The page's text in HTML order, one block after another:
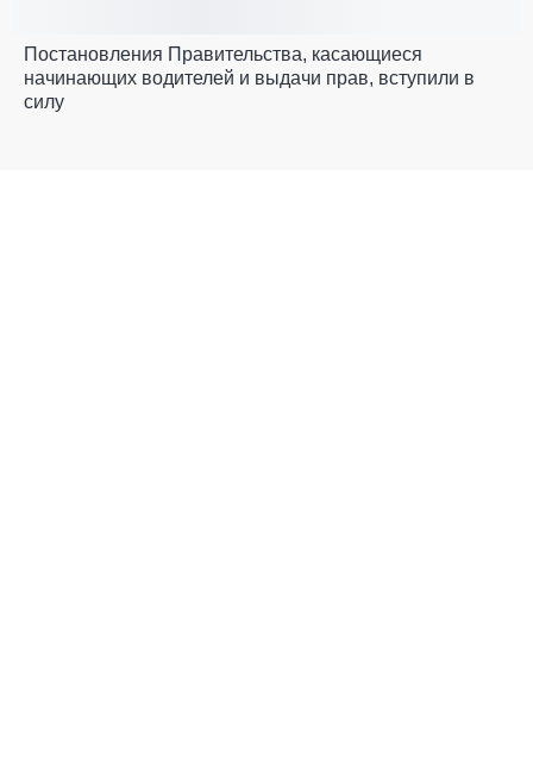
Постановления Правительства, касающиеся
начинающих водителей и выдачи прав, вступили в
силу